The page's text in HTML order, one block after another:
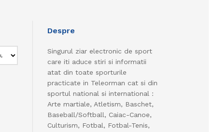
Despre
Singurul ziar electronic de sport
care iti aduce stiri si informatii
atat din toate sporturile
practicate in Teleorman cat si din
sportul national si international :
Arte martiale, Atletism, Baschet,
Baseball/Softball, Caiac-Canoe,
Culturism, Fotbal, Fotbal-Tenis,